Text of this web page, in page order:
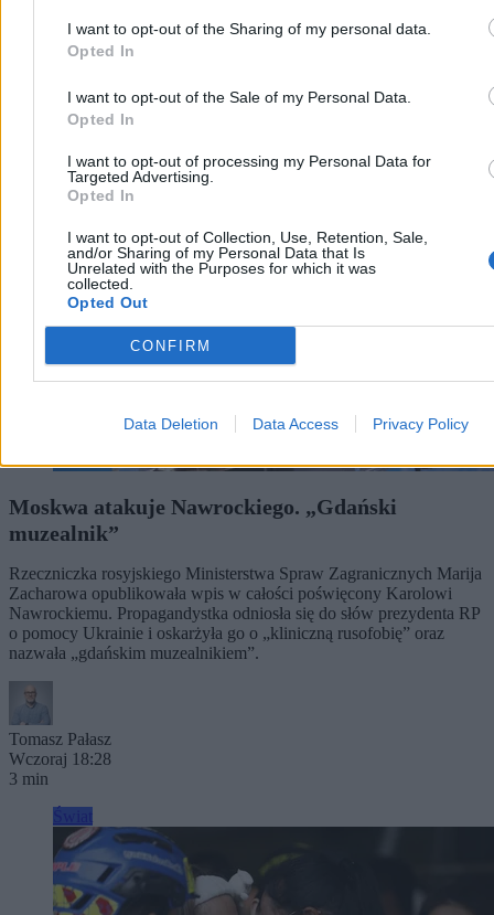
I want to opt-out of the Sharing of my personal data.
Opted In
I want to opt-out of the Sale of my Personal Data.
Opted In
I want to opt-out of processing my Personal Data for
Targeted Advertising.
Opted In
I want to opt-out of Collection, Use, Retention, Sale,
and/or Sharing of my Personal Data that Is
Unrelated with the Purposes for which it was
collected.
Opted Out
CONFIRM
Data Deletion Data Access Privacy Policy
Świat
Moskwa atakuje Nawrockiego. „Gdański
muzealnik”
Rzeczniczka rosyjskiego Ministerstwa Spraw Zagranicznych Marija
Zacharowa opublikowała wpis w całości poświęcony Karolowi
Nawrockiemu. Propagandystka odniosła się do słów prezydenta RP
o pomocy Ukrainie i oskarżyła go o „kliniczną rusofobię” oraz
nazwała „gdańskim muzealnikiem”.
Tomasz Pałasz
Wczoraj 18:28
3 min